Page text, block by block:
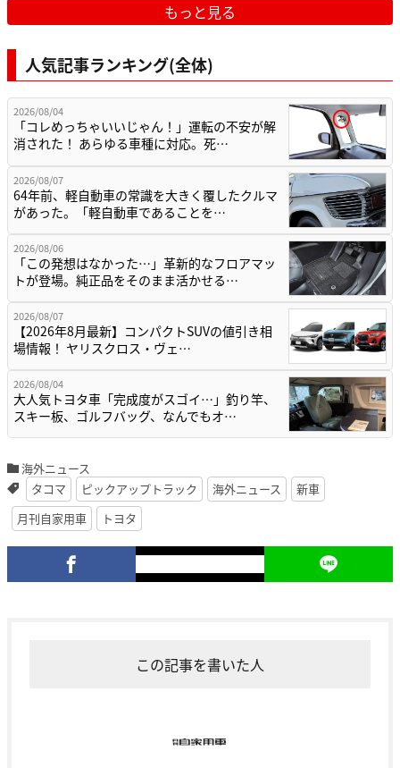
もっと見る
人気記事ランキング(全体)
2026/08/04
「コレめっちゃいいじゃん！」運転の不安が解
消された！ あらゆる車種に対応。死…
2026/08/07
64年前、軽自動車の常識を大きく覆したクルマ
があった。「軽自動車であることを…
2026/08/06
「この発想はなかった…」革新的なフロアマッ
トが登場。純正品をそのまま活かせる…
2026/08/07
【2026年8月最新】コンパクトSUVの値引き相
場情報！ ヤリスクロス・ヴェ…
2026/08/04
大人気トヨタ車「完成度がスゴイ…」釣り竿、
スキー板、ゴルフバッグ、なんでもオ…
海外ニュース
タコマ
ピックアップトラック 海外ニュース
新車
月刊自家用車
トヨタ
この記事を書いた人